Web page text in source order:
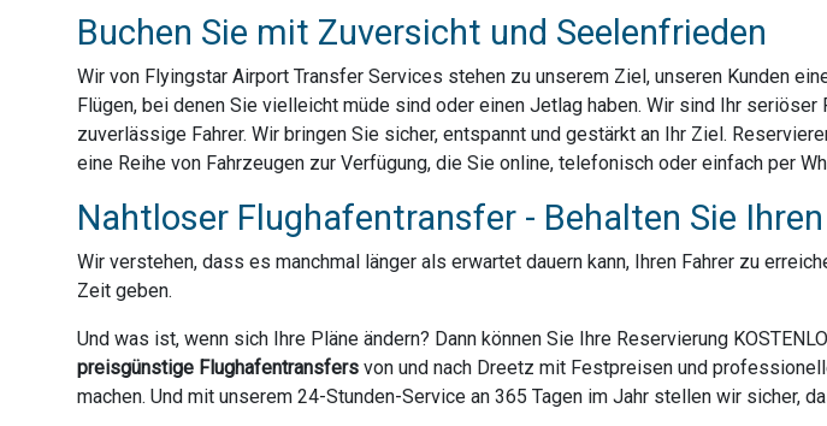
Buchen Sie mit Zuversicht und Seelenfrieden
Wir von Flyingstar Airport Transfer Services stehen zu unserem Ziel, unseren Kunden
Flügen, bei denen Sie vielleicht müde sind oder einen Jetlag haben. Wir sind Ihr
zuverlässige Fahrer. Wir bringen Sie sicher, entspannt und gestärkt an Ihr Ziel.
eine Reihe von Fahrzeugen zur Verfügung, die Sie online, telefonisch oder einfach per
Nahtloser Flughafentransfer - Behalten Sie
Wir verstehen, dass es manchmal länger als erwartet dauern kann, Ihren Fahrer zu
Zeit geben.
Und was ist, wenn sich Ihre Pläne ändern? Dann können Sie Ihre Reservierung
preisgünstige Flughafentransfers von und nach Dreetz mit Festpreisen und
machen. Und mit unserem 24-Stunden-Service an 365 Tagen im Jahr stellen wir sicher,